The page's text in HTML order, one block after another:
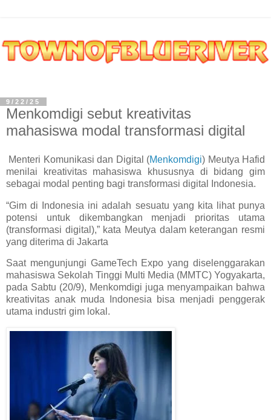
9/22/25
Menkomdigi sebut kreativitas
mahasiswa modal transformasi digital
Menteri Komunikasi dan Digital (Menkomdigi) Meutya Hafid
menilai kreativitas mahasiswa khususnya di bidang gim
sebagai modal penting bagi transformasi digital Indonesia.
“Gim di Indonesia ini adalah sesuatu yang kita lihat punya
potensi untuk dikembangkan menjadi prioritas utama
(transformasi digital),” kata Meutya dalam keterangan resmi
yang diterima di Jakarta
Saat mengunjungi GameTech Expo yang diselenggarakan
mahasiswa Sekolah Tinggi Multi Media (MMTC) Yogyakarta,
pada Sabtu (20/9), Menkomdigi juga menyampaikan bahwa
kreativitas anak muda Indonesia bisa menjadi penggerak
utama industri gim lokal.